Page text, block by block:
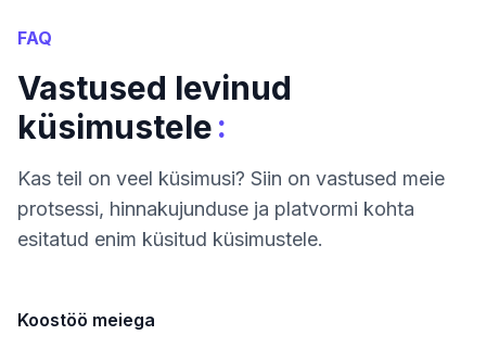
FAQ
Vastused levinud
küsimustele:
Kas teil on veel küsimusi? Siin on vastused meie
protsessi, hinnakujunduse ja platvormi kohta
esitatud enim küsitud küsimustele.
Koostöö meiega